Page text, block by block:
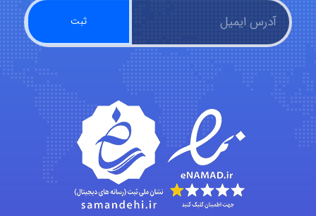
Kati
emami
ehtesham
Iman Hosseini